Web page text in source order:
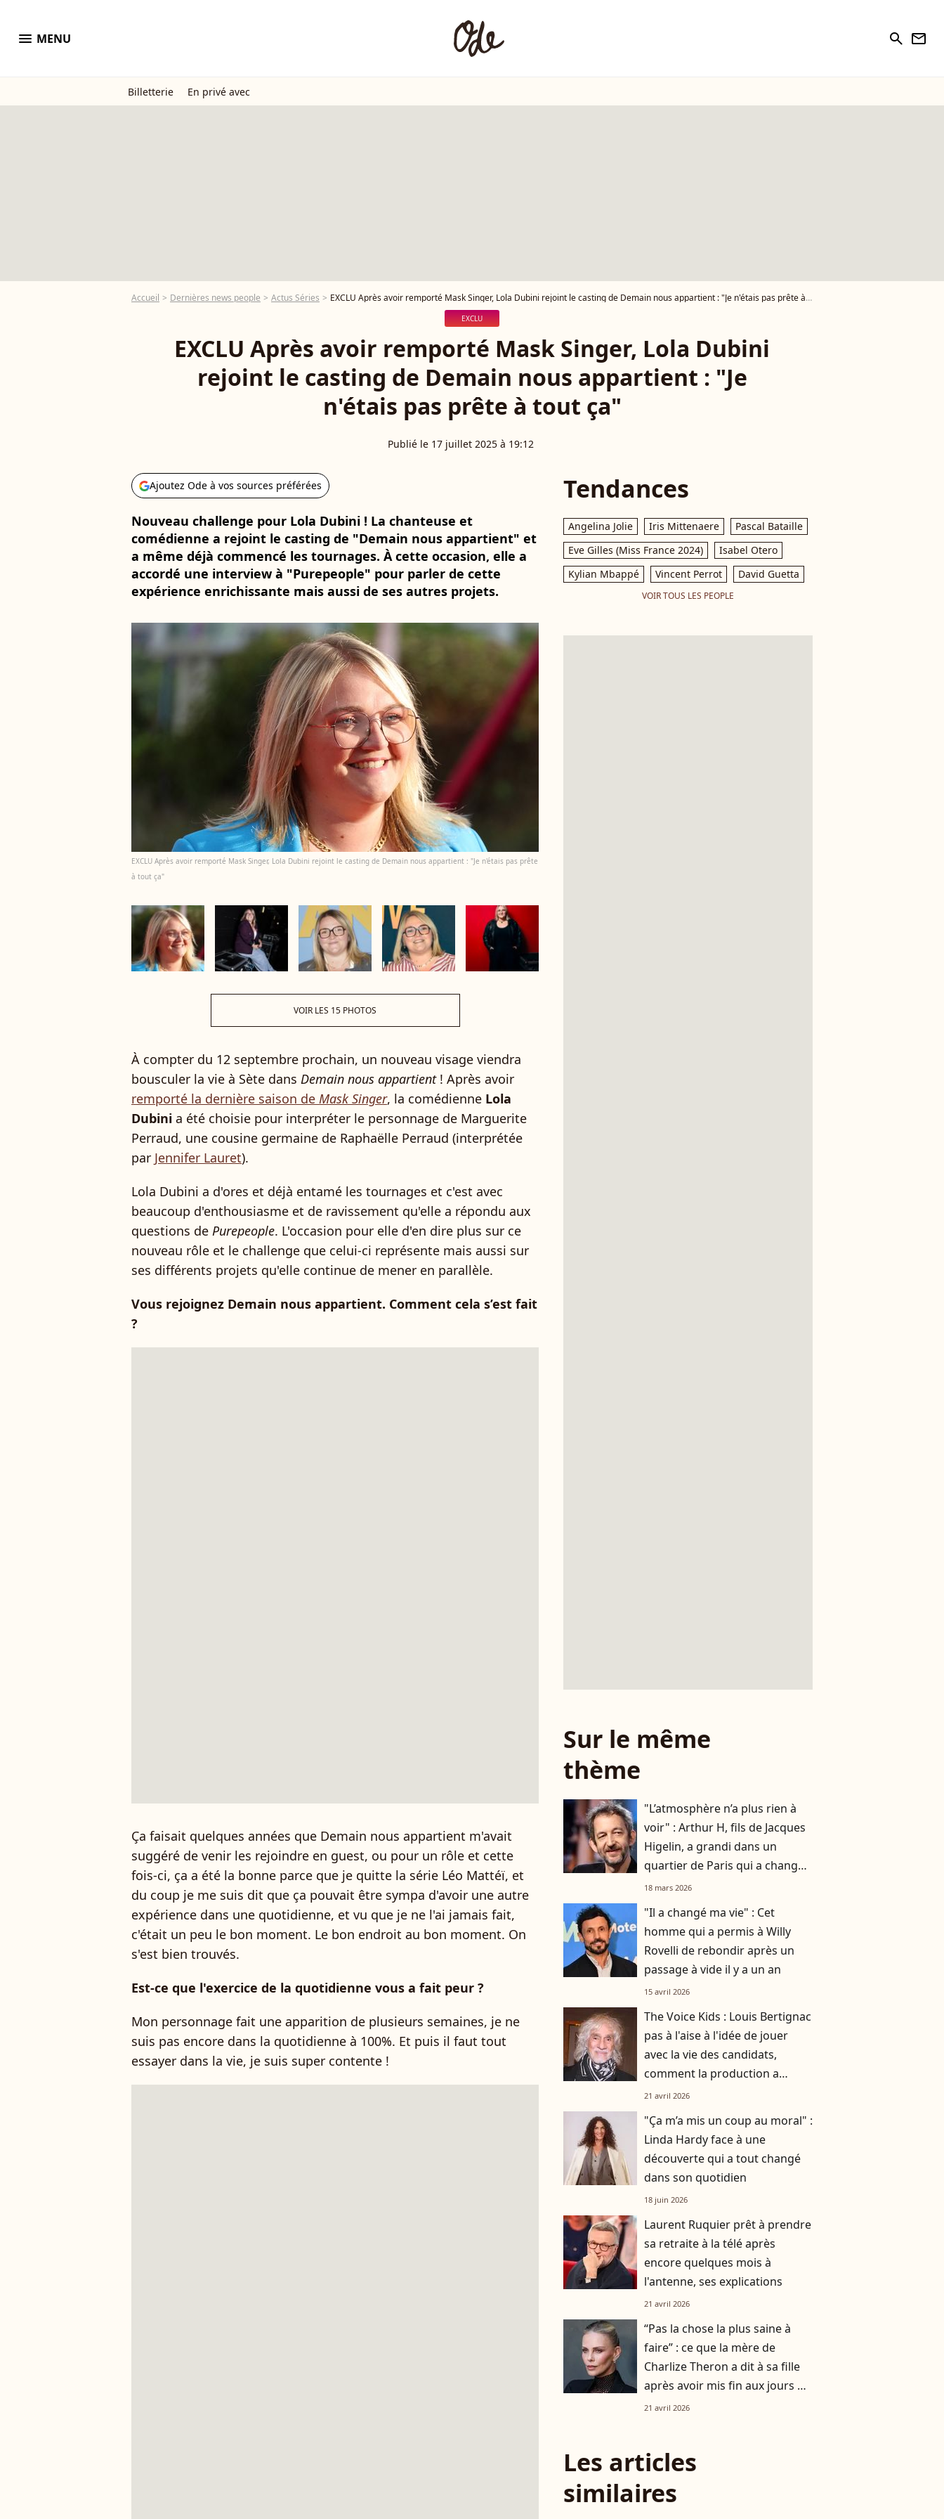
menu MENU search newsletter
Billetterie En privé avec
Accueil Dernières news people Actus Séries EXCLU Après avoir remporté Mask Singer, Lola Dubini rejoint le casting de Demain nous appartient : "Je n'étais pas prête à tout ça"
EXCLU
EXCLU Après avoir remporté Mask Singer, Lola Dubini
rejoint le casting de Demain nous appartient : "Je
n'étais pas prête à tout ça"
Publié le 17 juillet 2025 à 19:12
Ajoutez Ode à vos sources préférées
Nouveau challenge pour Lola Dubini ! La chanteuse et
comédienne a rejoint le casting de "Demain nous appartient" et
a même déjà commencé les tournages. À cette occasion, elle a
accordé une interview à "Purepeople" pour parler de cette
expérience enrichissante mais aussi de ses autres projets.
EXCLU Après avoir remporté Mask Singer, Lola Dubini rejoint le casting de Demain nous appartient : "Je n'étais pas prête
à tout ça"
VOIR LES 15 PHOTOS
À compter du 12 septembre prochain, un nouveau visage viendra
bousculer la vie à Sète dans Demain nous appartient! Après avoir
remporté la dernière saison de Mask Singer, la comédienne Lola
Dubini a été choisie pour interpréter le personnage de Marguerite
Perraud, une cousine germaine de Raphaëlle Perraud (interprétée
par Jennifer Lauret).
Lola Dubini a d'ores et déjà entamé les tournages et c'est avec
beaucoup d'enthousiasme et de ravissement qu'elle a répondu aux
questions de Purepeople. L'occasion pour elle d'en dire plus sur ce
nouveau rôle et le challenge que celui-ci représente mais aussi sur
ses différents projets qu'elle continue de mener en parallèle.
Vous rejoignez Demain nous appartient. Comment cela s’est fait
?
Ça faisait quelques années que Demain nous appartient m'avait
suggéré de venir les rejoindre en guest, ou pour un rôle et cette
fois-ci, ça a été la bonne parce que je quitte la série Léo Mattéï, et
du coup je me suis dit que ça pouvait être sympa d'avoir une autre
expérience dans une quotidienne, et vu que je ne l'ai jamais fait,
c'était un peu le bon moment. Le bon endroit au bon moment. On
s'est bien trouvés.
Est-ce que l'exercice de la quotidienne vous a fait peur ?
Mon personnage fait une apparition de plusieurs semaines, je ne
suis pas encore dans la quotidienne à 100%. Et puis il faut tout
essayer dans la vie, je suis super contente !
Tendances
Angelina Jolie Iris Mittenaere
Pascal Bataille
Eve Gilles (Miss France 2024)
Isabel Otero
Kylian Mbappé
Vincent Perrot David Guetta
VOIR TOUS LES PEOPLE
Sur le même
thème
"L’atmosphère n’a plus rien à
voir" : Arthur H, fils de Jacques
Higelin, a grandi dans un
quartier de Paris qui a changé
du tout au tout
18 mars 2026
"Il a changé ma vie" : Cet
homme qui a permis à Willy
Rovelli de rebondir après un
passage à vide il y a un an
15 avril 2026
The Voice Kids : Louis Bertignac
pas à l'aise à l'idée de jouer
avec la vie des candidats,
comment la production a
réussi à le faire rempiler
21 avril 2026
"Ça m’a mis un coup au moral" :
Linda Hardy face à une
découverte qui a tout changé
dans son quotidien
18 juin 2026
Laurent Ruquier prêt à prendre
sa retraite à la télé après
encore quelques mois à
l'antenne, ses explications
21 avril 2026
“Pas la chose la plus saine à
faire” : ce que la mère de
Charlize Theron a dit à sa fille
après avoir mis fin aux jours de
son père
21 avril 2026
Les articles
similaires